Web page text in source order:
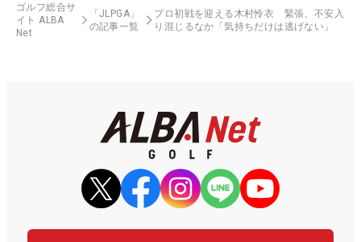
ゴルフ総合サ
イト ALBA
Net
「JLPGA」
の記事一覧
プロ初戦を迎える木村怜衣 緊張、不安入
り混じるなか「気持ちだけは逃げない」